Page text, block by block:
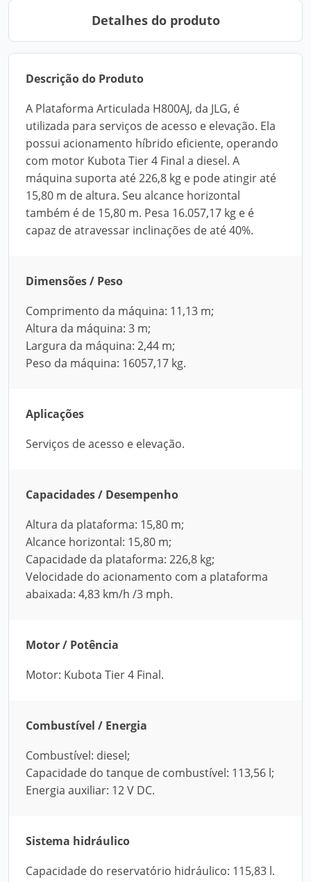
Detalhes do produto
Descrição do Produto
A Plataforma Articulada H800AJ, da JLG, é
utilizada para serviços de acesso e elevação. Ela
possui acionamento híbrido eficiente, operando
com motor Kubota Tier 4 Final a diesel. A
máquina suporta até 226,8 kg e pode atingir até
15,80 m de altura. Seu alcance horizontal
também é de 15,80 m. Pesa 16.057,17 kg e é
capaz de atravessar inclinações de até 40%.
Dimensões / Peso
Comprimento da máquina: 11,13 m;
Altura da máquina: 3 m;
Largura da máquina: 2,44 m;
Peso da máquina: 16057,17 kg.
Aplicações
Serviços de acesso e elevação.
Capacidades / Desempenho
Altura da plataforma: 15,80 m;
Alcance horizontal: 15,80 m;
Capacidade da plataforma: 226,8 kg;
Velocidade do acionamento com a plataforma
abaixada: 4,83 km/h /3 mph.
Motor / Potência
Motor: Kubota Tier 4 Final.
Combustível / Energia
Combustível: diesel;
Capacidade do tanque de combustível: 113,56 l;
Energia auxiliar: 12 V DC.
Sistema hidráulico
Capacidade do reservatório hidráulico: 115,83 l.